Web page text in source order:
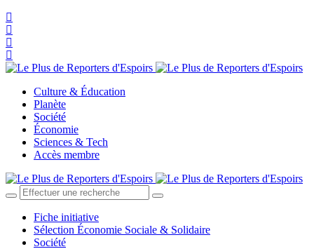
Culture & Éducation
Planète
Société
Économie
Sciences & Tech
Accès membre
Fiche initiative
Sélection Économie Sociale & Solidaire
Société